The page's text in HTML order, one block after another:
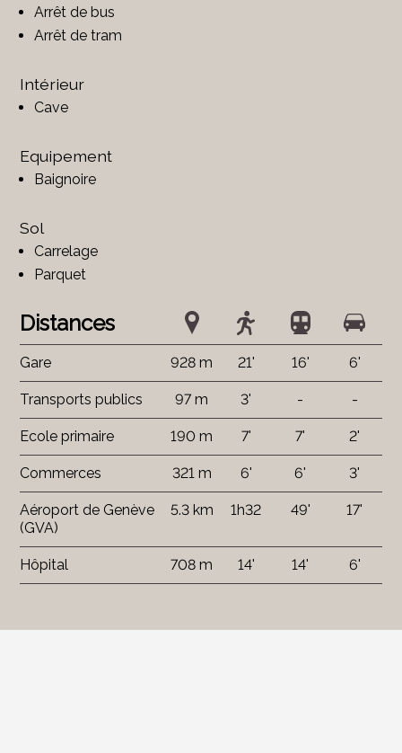
Arrêt de bus
Arrêt de tram
Intérieur
Cave
Equipement
Baignoire
Sol
Carrelage
Parquet
Distances
Gare 928 m 21' 16' 6'
Transports publics 97 m 3' - -
Ecole primaire 190 m 7' 7' 2'
Commerces 321 m 6' 6' 3'
Aéroport de Genève
(GVA)
5.3 km 1h32 49' 17'
Hôpital 708 m 14' 14' 6'